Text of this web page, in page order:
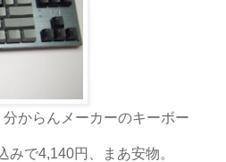
からんメーカーのキーボー
みで4,140円、まあ安物。